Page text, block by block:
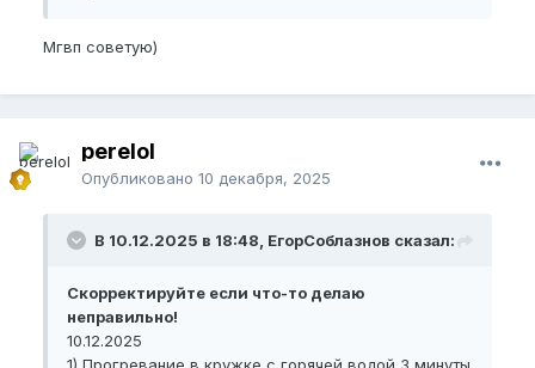
Мгвп советую)
perelol
Опубликовано 10 декабря, 2025
В 10.12.2025 в 18:48, ЕгорСоблазнов сказал:
Скорректируйте если что-то делаю
неправильно!
10.12.2025